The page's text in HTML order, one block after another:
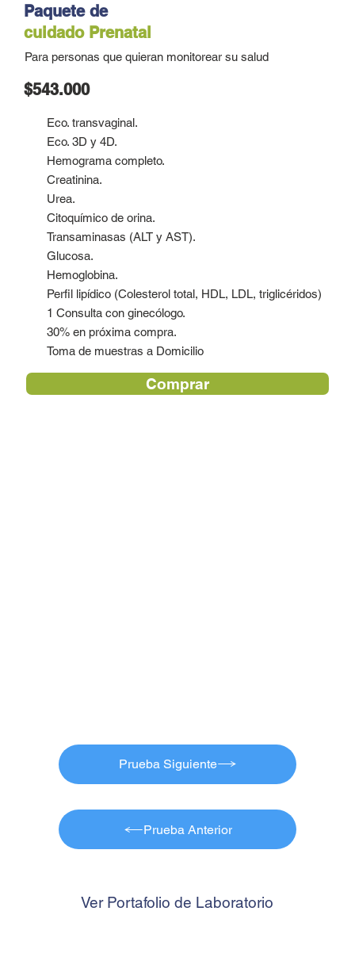
Paquete de
cuidado Prenatal
Para personas que quieran monitorear su salud
$543.000
Eco. transvaginal.
Eco. 3D y 4D.
Hemograma completo.
Creatinina.
Urea.
Citoquímico de orina.
Transaminasas (ALT y AST).
Glucosa.
Hemoglobina.
Perfil lipídico (Colesterol total, HDL, LDL, triglicéridos)
1 Consulta con ginecólogo.
30% en próxima compra.
Toma de muestras a Domicilio
Comprar
Prueba Anterior
Ver Portafolio de Laboratorio
Prueba Siguiente